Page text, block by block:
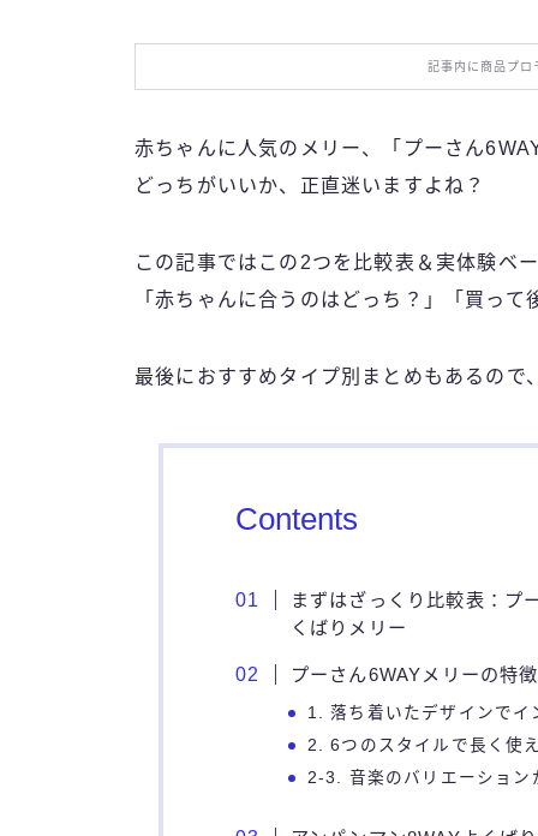
記事内に商品プロ
赤ちゃんに人気のメリー、「プーさん
どっちがいいか、正直迷いますよね？
この記事ではこの2つを比較表＆実体験ベ
「赤ちゃんに合うのはどっち？」「買って
最後におすすめタイプ別まとめもあるので
Contents
まずはざっくり比較表：プ
くばりメリー
プーさん6WAYメリーの特
1. 落ち着いたデザインでイ
2. 6つのスタイルで長く使
2-3. 音楽のバリエーション